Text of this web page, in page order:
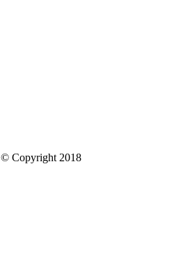
© Copyright 2018